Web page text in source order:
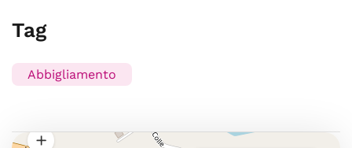
Tag
Abbigliamento